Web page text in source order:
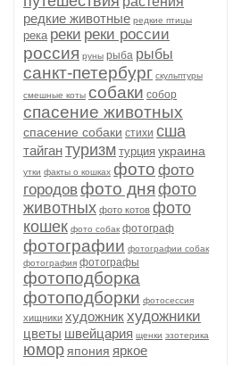
редкие животные редкие птицы
река реки реки россии
россия руны рыба рыбы
санкт-петербург скульптуры
смешные коты собаки собор
спасение животных
спасение собаки стихи сша
тайгантуризм турция украина
утки факты о кошках фото фото
городовфото дня фото
животных фото котов фото
кошек фото собак фотограф
фотографии фотографии собак
фотография фотографы
фотоподборка
фотоподборки фотосессия
хищники художникхудожники
цветы швейцария щенки эзотерика
юмор япония яркое